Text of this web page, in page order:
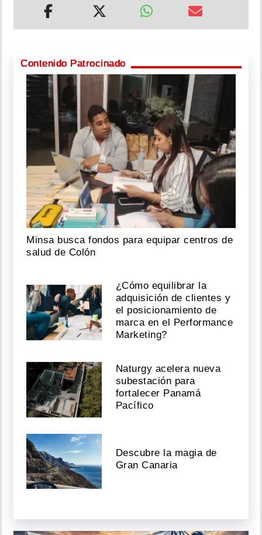
Contenido Patrocinado
Minsa busca fondos para equipar centros de
salud de Colón
¿Cómo equilibrar la
adquisición de clientes y
el posicionamiento de
marca en el Performance
Marketing?
Naturgy acelera nueva
subestación para
fortalecer Panamá
Pacífico
Descubre la magia de
Gran Canaria